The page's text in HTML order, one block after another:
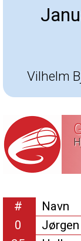
Vilhelm
#
Navn
0